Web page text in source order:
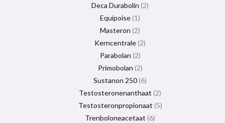
Deca Durabolin 2
Equipoise 1
Masteron 2
Kerncentrale 2
Parabolan 2
Primobolan 2
Sustanon 250 6
Testosteronenanthaat 2
Testosteronpropionaat 5
Trenboloneacetaat 6